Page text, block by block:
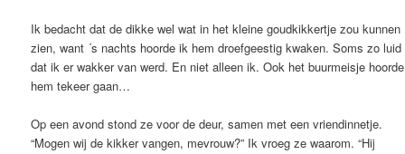
Ik bedacht dat de dikke wel wat in het kleine goudkikkertje zou kunnen
zien, want ´s nachts hoorde ik hem droefgeestig kwaken. Soms zo luid
dat ik er wakker van werd. En niet alleen ik. Ook het buurmeisje hoorde
hem tekeer gaan…
Op een avond stond ze voor de deur, samen met een vriendinnetje.
“Mogen wij de kikker vangen, mevrouw?” Ik vroeg ze waarom. “Hij